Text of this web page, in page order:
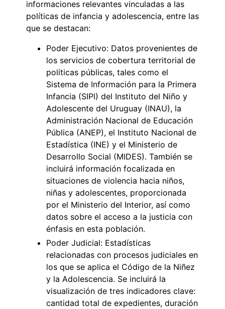
informaciones relevantes vinculadas a las
políticas de infancia y adolescencia, entre las
que se destacan:
Poder Ejecutivo: Datos provenientes de
los servicios de cobertura territorial de
políticas públicas, tales como el
Sistema de Información para la Primera
Infancia (SIPI) del Instituto del Niño y
Adolescente del Uruguay (INAU), la
Administración Nacional de Educación
Pública (ANEP), el Instituto Nacional de
Estadística (INE) y el Ministerio de
Desarrollo Social (MIDES). También se
incluirá información focalizada en
situaciones de violencia hacia niños,
niñas y adolescentes, proporcionada
por el Ministerio del Interior, así como
datos sobre el acceso a la justicia con
énfasis en esta población.
Poder Judicial: Estadísticas
relacionadas con procesos judiciales en
los que se aplica el Código de la Niñez
y la Adolescencia. Se incluirá la
visualización de tres indicadores clave:
cantidad total de expedientes, duración